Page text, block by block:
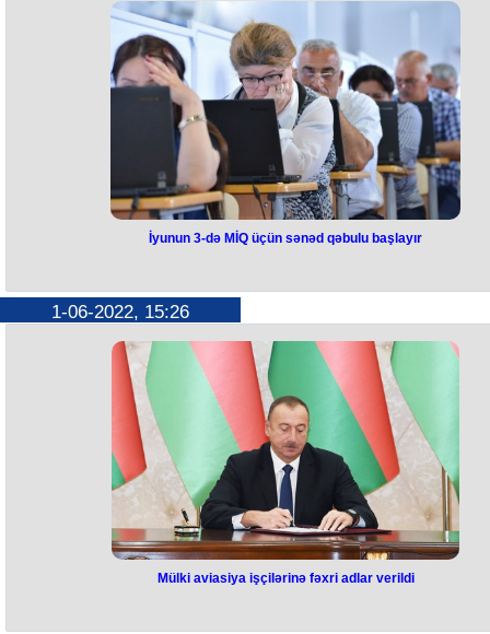
Layihədə iştirak etmək istəyən motivasiyalı, həvəskar və məsuliyyətli
gənclər aşağıdakı link vasitəsilə qeydiyyatdan keçə bilərlər:
https://bit.ly/3PMOt5c
İyunun 3-də MİQ üçün sənəd qəbulu başlayır
1-06-2022, 15:26
Mülki aviasiya işçilərinə fəxri adlar verildi